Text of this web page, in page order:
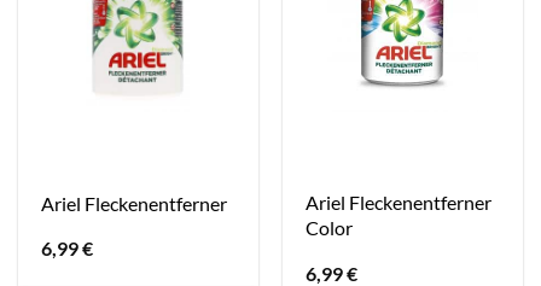
Ariel Fleckenentferner
6,99€
Ariel Fleckenentferner
Color
6,99€